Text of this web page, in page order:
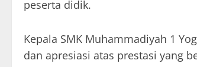
peserta didik.
Kepala SMK Muhammadiyah 1
dan apresiasi atas prestasi yang